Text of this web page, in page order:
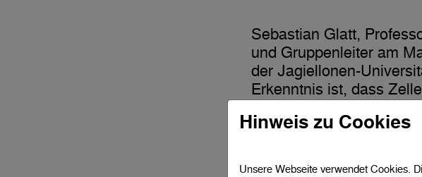
Sebastian Glatt,
und Gruppenleiter am
der Jagiellonen-
Erkenntnis ist, dass
managen und DNA zu
Hinweis zu Cookies
Unsere Webseite verwendet Cookies.